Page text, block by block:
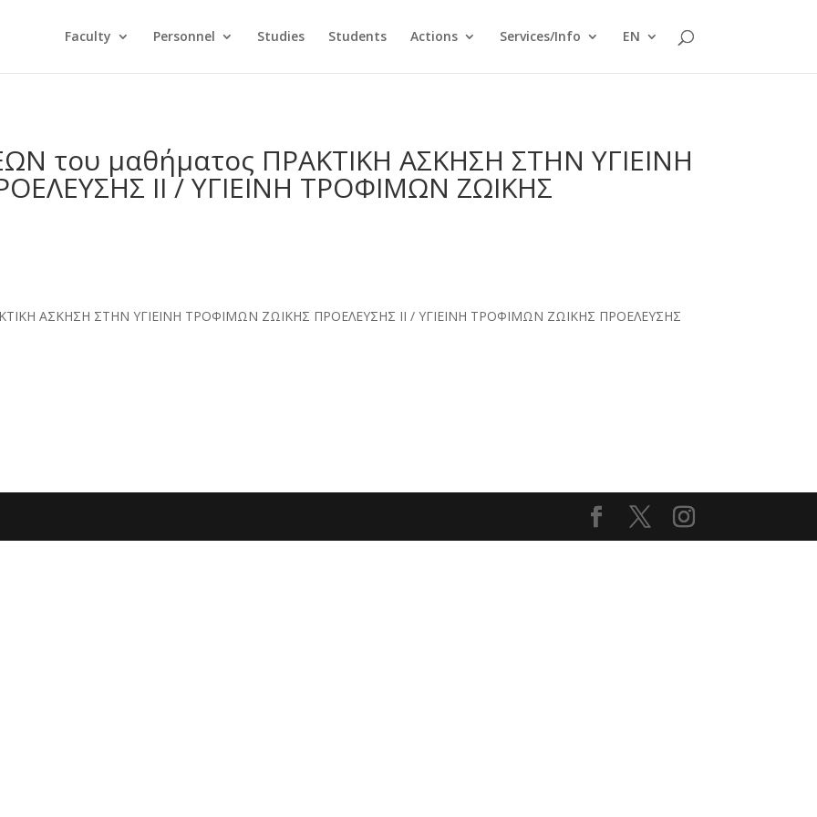
Faculty Personnel Studies Students Actions Services/Info EN
του μαθήματος ΠΡΑΚΤΙΚΗ ΑΣΚΗΣΗ ΣΤΗΝ ΥΓΙΕΙΝΗ
ΙΙ / ΥΓΙΕΙΝΗ ΤΡΟΦΙΜΩΝ ΖΩΙΚΗΣ
ΑΣΚΗΣΗ ΣΤΗΝ ΥΓΙΕΙΝΗ ΤΡΟΦΙΜΩΝ ΖΩΙΚΗΣ ΠΡΟΕΛΕΥΣΗΣ ΙΙ / ΥΓΙΕΙΝΗ ΤΡΟΦΙΜΩΝ ΖΩΙΚΗΣ ΠΡΟΕΛΕΥΣΗΣ